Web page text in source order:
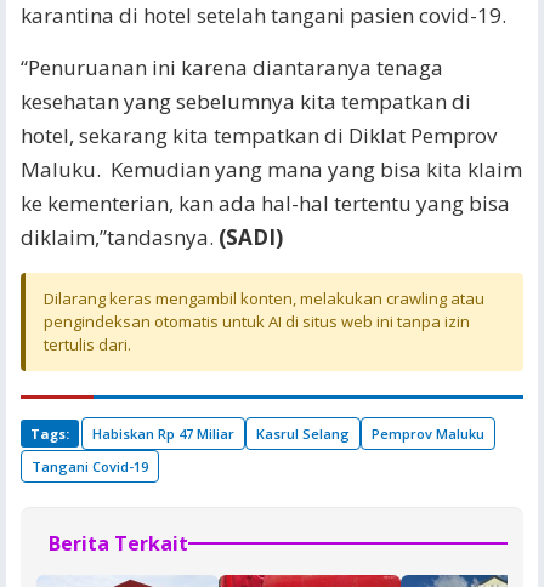
karantina di hotel setelah tangani pasien covid-19.
“Penuruanan ini karena diantaranya tenaga
kesehatan yang sebelumnya kita tempatkan di
hotel, sekarang kita tempatkan di Diklat Pemprov
Maluku. Kemudian yang mana yang bisa kita klaim
ke kementerian, kan ada hal-hal tertentu yang bisa
diklaim,”tandasnya. (SADI)
Dilarang keras mengambil konten, melakukan crawling atau
pengindeksan otomatis untuk AI di situs web ini tanpa izin
tertulis dari.
Tags: Habiskan Rp 47 Miliar Kasrul Selang
Pemprov Maluku
Tangani Covid-19
Berita Terkait